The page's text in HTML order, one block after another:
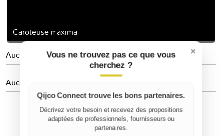
Caroteuse maxima
Aucune personne suivie
Aucun avis
×
Vous ne trouvez pas ce que vous
cherchez ?
Qijco Connect trouve les bons partenaires.
Décrivez votre besoin et recevez des propositions
adaptées de professionnels, fournisseurs ou
partenaires.